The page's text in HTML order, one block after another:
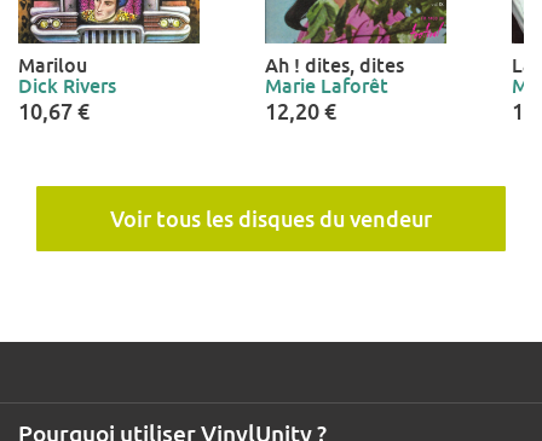
Marilou
Dick Rivers
10,67 €
Ah ! dites, dites
Marie Laforêt
12,20 €
La
Voir tous les disques du vendeur
Pourquoi utiliser VinylUnity ?